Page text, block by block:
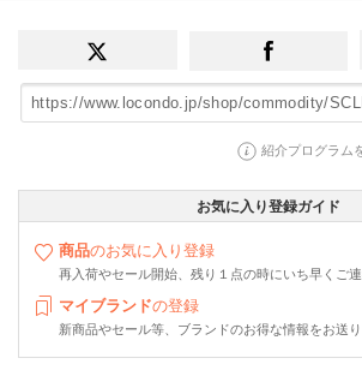
紹介プログラム
お気に入り登録ガイド
商品のお気に入り登録
再入荷やセール開始、残り１点の時にいち早くご
マイブランドの登録
新商品やセール等、ブランドのお得な情報をお送